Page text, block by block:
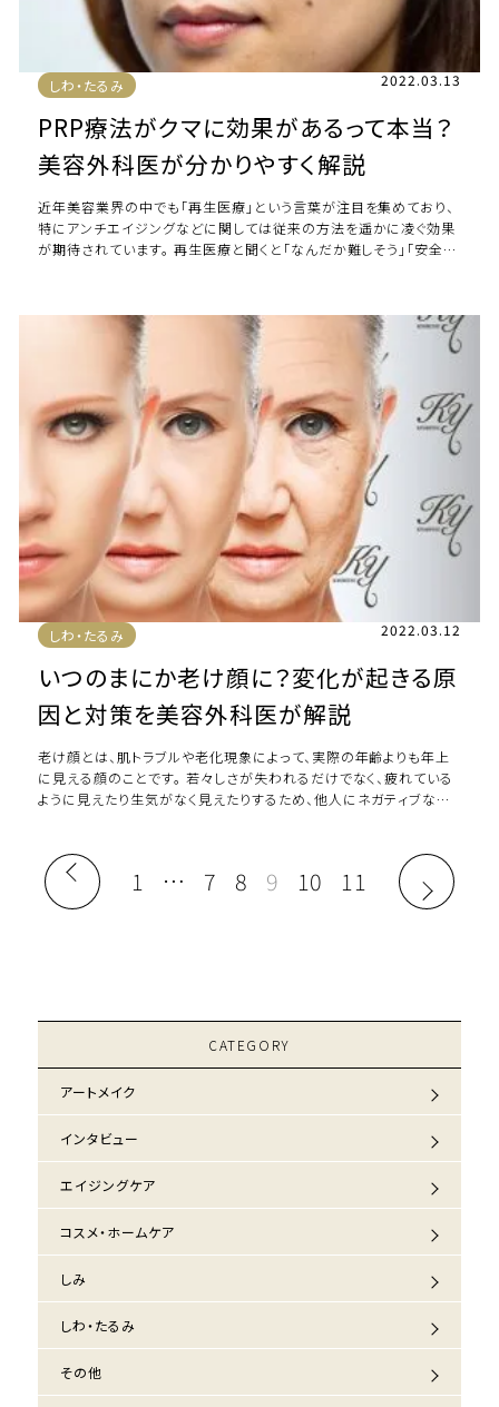
しわ・たるみ 2022.03.13
PRP療法がクマに効果があるって本当？
美容外科医が分かりやすく解説
近年美容業界の中でも「再生医療」という言葉が注目を集めており、
特にアンチエイジングなどに関しては従来の方法を遥かに凌ぐ効果
が期待されています。 再生医療と聞くと「なんだか難しそう」「安全性
しわ・たるみ 2022.03.12
いつのまにか老け顔に？変化が起きる原
因と対策を美容外科医が解説
老け顔とは、肌トラブルや老化現象によって、実際の年齢よりも年上
に見える顔のことです。 若々しさが失われるだけでなく、疲れている
ように見えたり生気がなく見えたりするため、他人にネガティブな印
1 … 7 8 9 10 11
CATEGORY
アートメイク
インタビュー
エイジングケア
コスメ・ホームケア
しみ
しわ・たるみ
その他